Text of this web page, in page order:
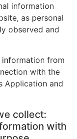
information
as personal
observed and
information from
with the
Application and
collect:
with